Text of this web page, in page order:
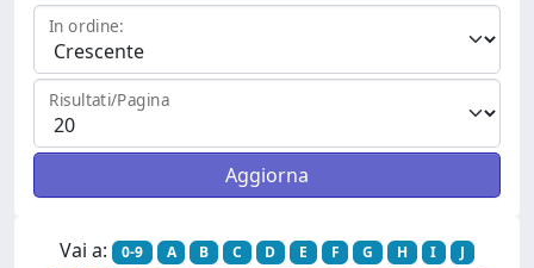
In ordine:
Risultati/Pagina
Vai a: 0-9 A B C D E F G H I
J